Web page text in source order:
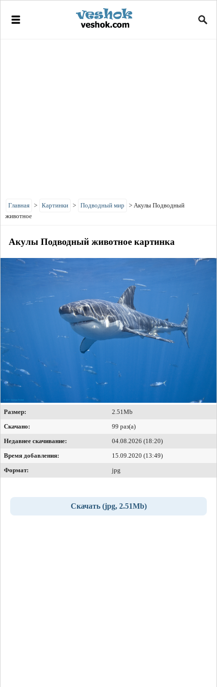
Главная > Картинки > Подводный мир > Акулы Подводный
животное
Акулы Подводный животное картинка
Размер:
2.51Mb
Скачано:
99 раз(а)
Недавнее скачивание:
04.08.2026 (18:20)
Время добавления:
15.09.2020 (13:49)
Формат:
jpg
Скачать (jpg, 2.51Mb)